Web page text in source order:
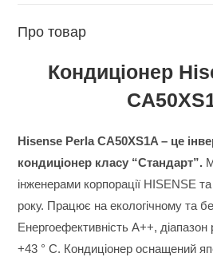
Про товар
Кондиціонер
Hisense Perla CA50XS1A – це
кондиціонер класу “Стандарт”.
інженерами корпорації HISENSE
року. Працює на екологічному та
Енергоефективність А++,
+43 ° С. Кондиціонер оснащений